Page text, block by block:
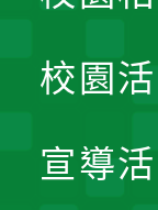
校園
宣導